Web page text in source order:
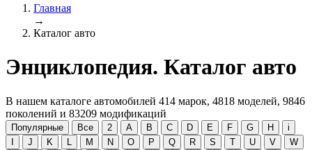
Главная
→
Каталог авто
Энциклопедия. Каталог авто
В нашем каталоге автомобилей 414 марок, 4818 моделей, 9846
поколений и 83209 модификаций
Популярные Все 2 A B C D E F G H
i
J K M N O P Q R S T U V
W